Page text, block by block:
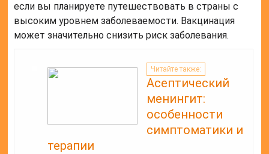
если вы планируете путешествовать в страны с
высоким уровнем заболеваемости. Вакцинация
может значительно снизить риск заболевания.
Читайте также:
Асептический
менингит:
особенности
симптоматики и
терапии